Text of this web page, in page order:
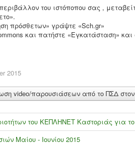
του ιστόποπου σας ,
πρόσθετων» γράψτε «Sch.gr»
και πατήστε «Εγκατάσταση»
2015
video/παρουσιάσεων από το ΠΣΔ στον
του ΚΕΠΛΗΝΕΤ Καστοριάς για το
Μαίου - Ιουνίου 2015